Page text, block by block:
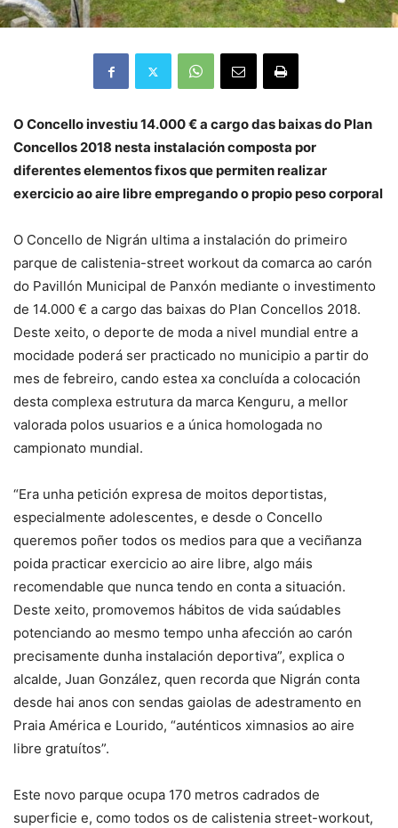
O Concello investiu 14.000 € a cargo das baixas do Plan
Concellos 2018 nesta instalación composta por
diferentes elementos fixos que permiten realizar
exercicio ao aire libre empregando o propio peso corporal
O Concello de Nigrán ultima a instalación do primeiro
parque de calistenia-street workout da comarca ao carón
do Pavillón Municipal de Panxón mediante o investimento
de 14.000 € a cargo das baixas do Plan Concellos 2018.
Deste xeito, o deporte de moda a nivel mundial entre a
mocidade poderá ser practicado no municipio a partir do
mes de febreiro, cando estea xa concluída a colocación
desta complexa estrutura da marca Kenguru, a mellor
valorada polos usuarios e a única homologada no
campionato mundial.
“Era unha petición expresa de moitos deportistas,
especialmente adolescentes, e desde o Concello
queremos poñer todos os medios para que a veciñanza
poida practicar exercicio ao aire libre, algo máis
recomendable que nunca tendo en conta a situación.
Deste xeito, promovemos hábitos de vida saúdables
potenciando ao mesmo tempo unha afección ao carón
precisamente dunha instalación deportiva”, explica o
alcalde, Juan González, quen recorda que Nigrán conta
desde hai anos con sendas gaiolas de adestramento en
Praia América e Lourido, “auténticos ximnasios ao aire
libre gratuítos”.
Este novo parque ocupa 170 metros cadrados de
superficie e, como todos os de calistenia street-workout,